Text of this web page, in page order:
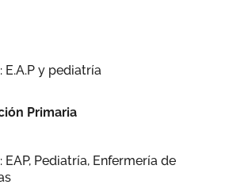
E.A.P y pediatría
Primaria
EAP, Pediatría, Enfermería de